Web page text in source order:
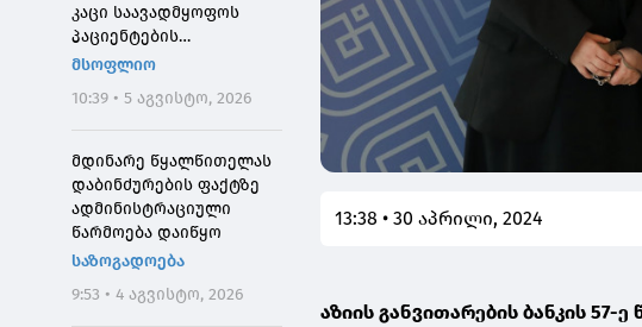
კაცი საავადმყოფოს
პაციენტების
შეშინებისთვის
მსოფლიო
10:39 • 5 აგვისტო, 2026
მდინარე წყალწითელას
დაბინძურების ფაქტზე
ადმინისტრაციული
წარმოება დაიწყო
საზოგადოება
9:53 • 4 აგვისტო, 2026
13:38 • 30 აპრილი, 2024
აზიის განვითარების ბანკის